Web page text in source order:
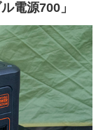
電源700」